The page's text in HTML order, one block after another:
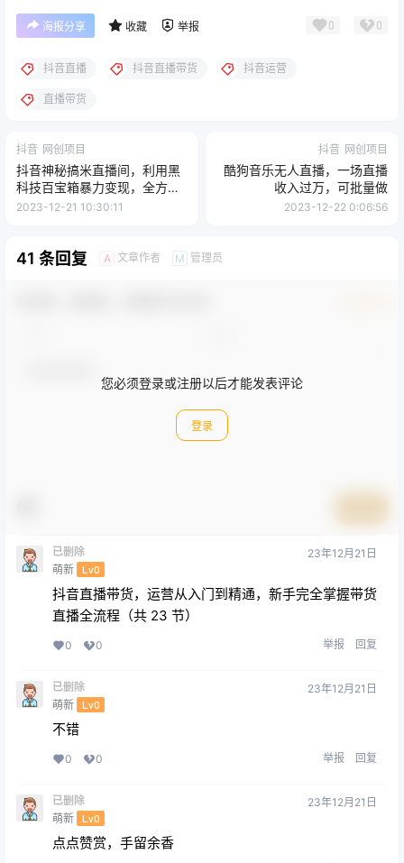
海报分享 收藏 举报 0 0
抖音直播 抖音直播带货 抖音运营
直播带货
抖音 网创项目
抖音神秘搞米直播间，利用黑
科技百宝箱暴力变现，全方位
拆解教学【揭秘】
2023-12-21 10:30:11
抖音 网创项目
酷狗音乐无人直播，一场直播
收入过万，可批量做
2023-12-22 0:06:56
41 条回复 A 文章作者 M 管理员
您必须登录或注册以后才能发表评论
登录
已删除
萌新 Lv0
23年12月21日
抖音直播带货，运营从入门到精通，新手完全掌握带货
直播全流程（共 23 节）
0 0 举报 回复
已删除
萌新 Lv0
23年12月21日
不错
0 0 举报 回复
已删除
萌新 Lv0
23年12月21日
点点赞赏，手留余香